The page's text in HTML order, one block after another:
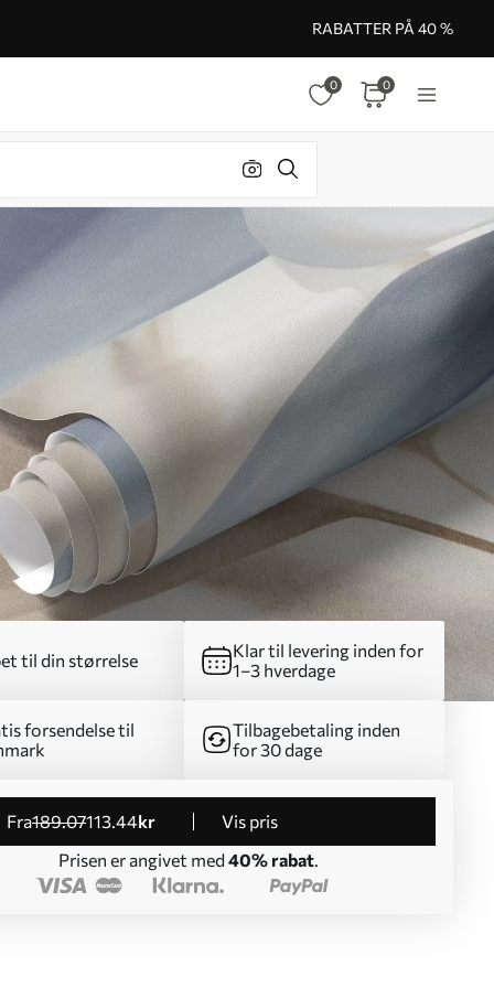
RABATTER PÅ 40 %
0 0
til din størrelse
Klar til levering inden for
1–3 hverdage
forsendelse til
Tilbagebetaling inden
for 30 dage
fra189.07113.44kr
Vis pris
Prisen er angivet med 40% rabat.